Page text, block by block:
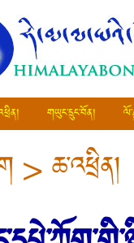
གཡུང་དྲུང་བོན།
>ཆ་འཕྲིན།